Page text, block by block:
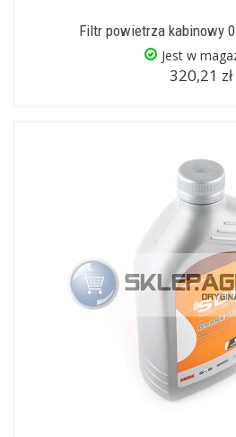
Filtr powietrza kabinowy
Jest w
320,21 zł